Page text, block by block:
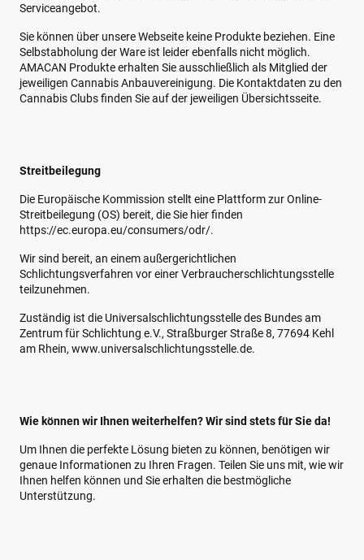
Serviceangebot.
Sie können über unsere Webseite keine Produkte beziehen. Eine
Selbstabholung der Ware ist leider ebenfalls nicht möglich.
AMACAN Produkte erhalten Sie ausschließlich als Mitglied der
jeweiligen Cannabis Anbauvereinigung. Die Kontaktdaten zu den
Cannabis Clubs finden Sie auf der jeweiligen Übersichtsseite.
Streitbeilegung
Die Europäische Kommission stellt eine Plattform zur Online-
Streitbeilegung (OS) bereit, die Sie hier finden
https://ec.europa.eu/consumers/odr/.
Wir sind bereit, an einem außergerichtlichen
Schlichtungsverfahren vor einer Verbraucherschlichtungsstelle
teilzunehmen.
Zuständig ist die Universalschlichtungsstelle des Bundes am
Zentrum für Schlichtung e.V., Straßburger Straße 8, 77694 Kehl
am Rhein, www.universalschlichtungsstelle.de.
Wie können wir Ihnen weiterhelfen? Wir sind stets für Sie da!
Um Ihnen die perfekte Lösung bieten zu können, benötigen wir
genaue Informationen zu Ihren Fragen. Teilen Sie uns mit, wie wir
Ihnen helfen können und Sie erhalten die bestmögliche
Unterstützung.